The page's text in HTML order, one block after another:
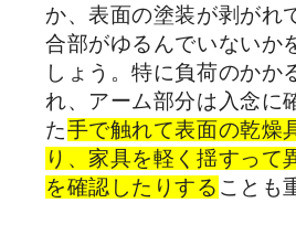
か、表面の塗装が剥がれ
合部がゆるんでいないか
しょう。特に負荷のかか
れ、アーム部分は入念に
た手で触れて表面の乾燥
り、家具を軽く揺すって
を確認したりする ことも